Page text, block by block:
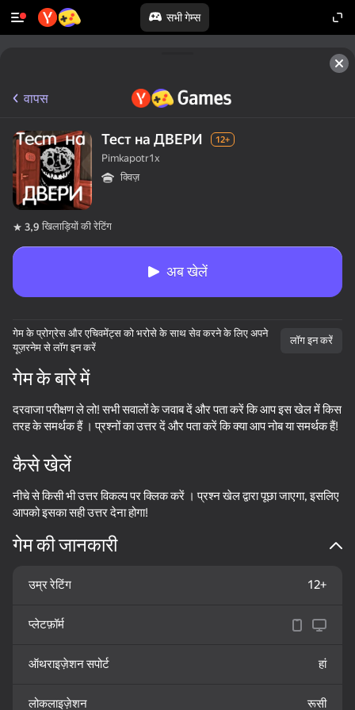
सभी गेम्स
यह गेम केवल लैंडस्केप
ओरिएंटेशन का समर्थन करता है
Doors Craft
वापस
Тест на ДВЕРИ 12+
Pimkapotr1x
क्विज़
3,9 खिलाड़ियों की रेटिंग
अब खेलें
गेम के प्रोग्रेस और एचिवमेंट्स को भरोसे के साथ सेव करने के लिए अपने
यूज़रनेम से लॉग इन करें
लॉग इन करें
गेम के बारे में
दरवाजा परीक्षण ले लो! सभी सवालों के जवाब दें और पता करें कि आप इस खेल में किस
तरह के समर्थक हैं । प्रश्नों का उत्तर दें और पता करें कि क्या आप नोब या समर्थक हैं!
कैसे खेलें
नीचे से किसी भी उत्तर विकल्प पर क्लिक करें । प्रश्न खेल द्वारा पूछा जाएगा, इसलिए
आपको इसका सही उत्तर देना होगा!
गेम की जानकारी
उम्र रेटिंग 12+
प्लेटफ़ॉर्म
ऑथराइज़ेशन सपोर्ट हां
लोकलाइज़ेशन रूसी